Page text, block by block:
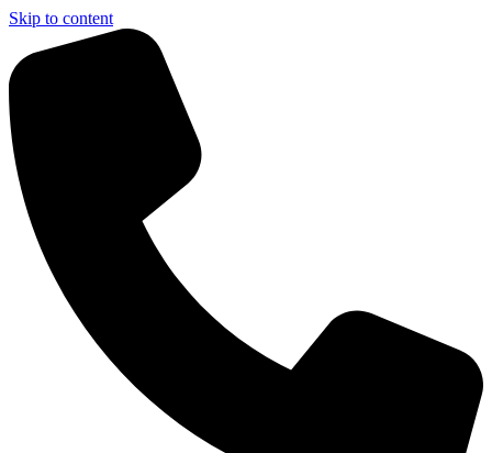
Skip to content